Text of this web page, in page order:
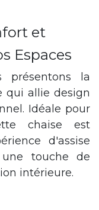
et
Espaces
présentons la
qui allie design
Idéale pour
chaise est
d'assise
touche de
intérieure.